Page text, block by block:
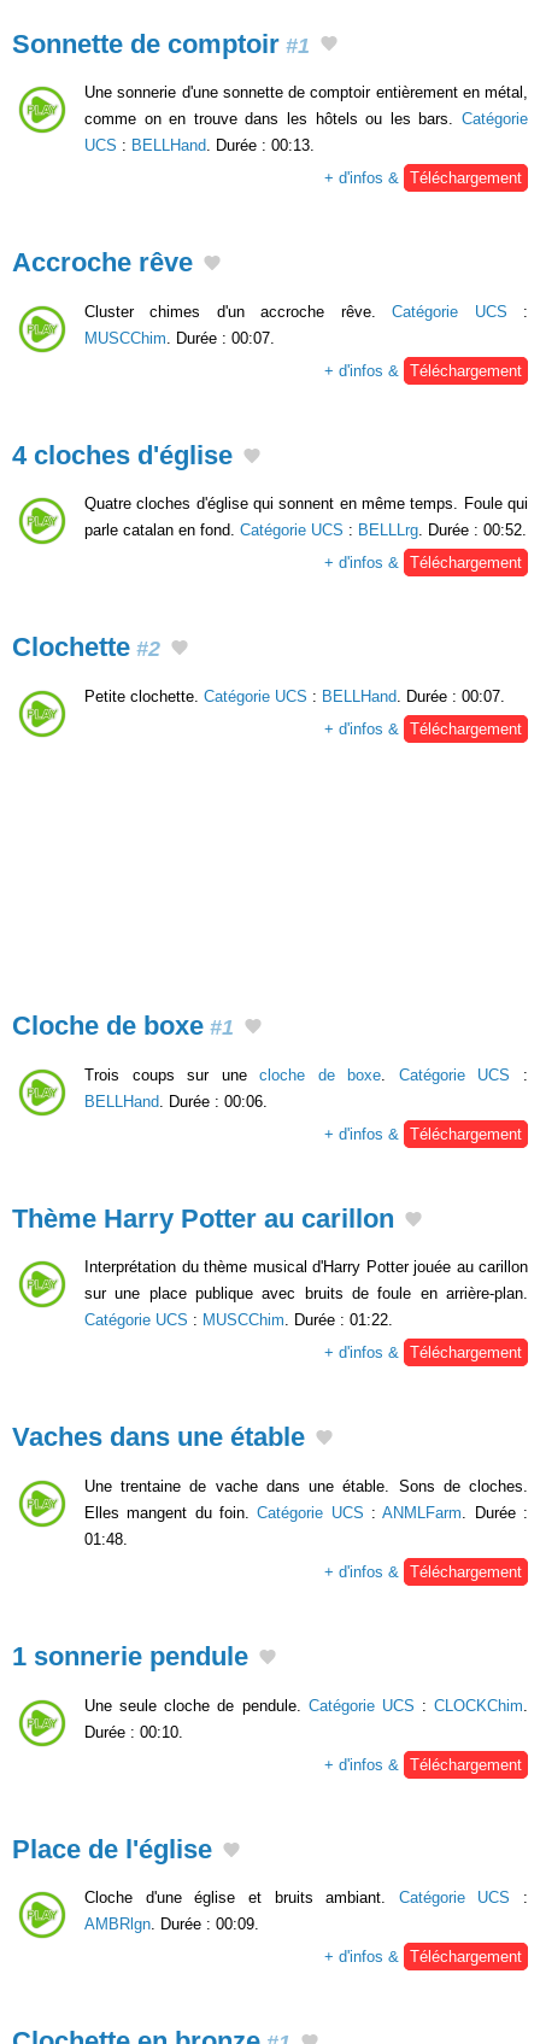
Sonnette de comptoir #1
Une sonnerie d'une sonnette de comptoir entièrement en métal,
comme on en trouve dans les hôtels ou les bars. Catégorie
UCS : BELLHand. Durée : 00:13.
+ d'infos & Téléchargement
Accroche rêve
Cluster chimes d'un accroche rêve.Catégorie UCS :
MUSCChim . Durée : 00:07.
+ d'infos &
Téléchargement
4 cloches d'église
Quatre cloches d'église qui sonnent en même temps. Foule qui
parle catalan en fond. Catégorie UCS : BELLLrg. Durée : 00:52.
+ d'infos & Téléchargement
Clochette #2
Petite clochette. Catégorie UCS : BELLHand. Durée : 00:07.
+ d'infos & Téléchargement
Cloche de boxe #1
Trois coups sur unecloche de boxe Catégorie UCS :
BELLHand . Durée : 00:06.
+ d'infos &
Téléchargement
Thème Harry Potter au carillon
Interprétation du thème musical d'Harry Potter jouée au carillon
sur une place publique avec bruits de foule en arrière-plan.
Catégorie UCS : MUSCChim. Durée : 01:22.
+ d'infos & Téléchargement
Vaches dans une étable
Une trentaine de vache dans une étable. Sons de cloches.
Elles mangent du foin.Catégorie UCS :ANMLFarm. Durée :
01:48.
+ d'infos & Téléchargement
1 sonnerie pendule
Une seule cloche de pendule. Catégorie UCS : CLOCKChim
Durée : 00:10.
+ d'infos &
Téléchargement
Place de l'église
Cloche d'une église et bruits ambiant. Catégorie UCS :
AMBRlgn. Durée : 00:09.
+ d'infos & Téléchargement